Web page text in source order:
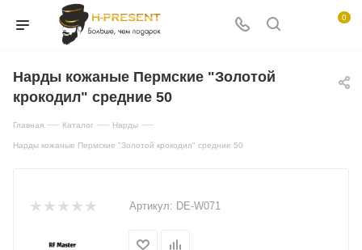
0
Нарды кожаные Пермские "Золотой
крокодил" средние 50
Главная — Каталог — Нарды —
Нарды кожаные Пермские "Золотой крокодил" средние 50
Артикул: DE-W071